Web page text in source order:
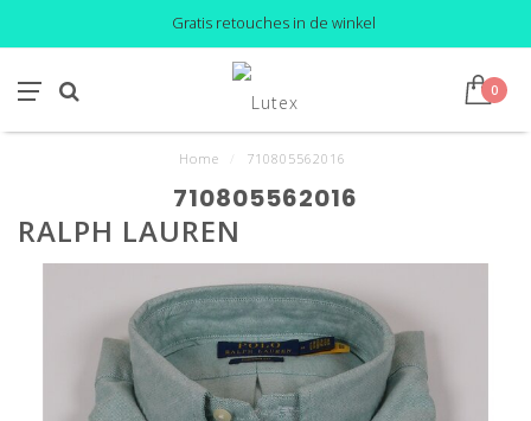
Gratis retouches in de winkel
0
Home 710805562016
710805562016
RALPH LAUREN